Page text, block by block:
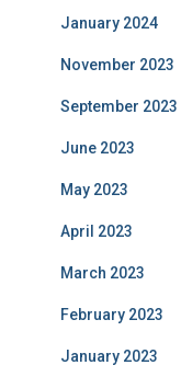
January 2024
November 2023
September 2023
June 2023
May 2023
April 2023
March 2023
February 2023
January 2023